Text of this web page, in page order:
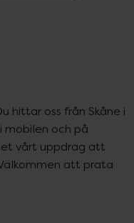
hittar oss från Skåne i
mobilen och på
vårt uppdrag att
att prata